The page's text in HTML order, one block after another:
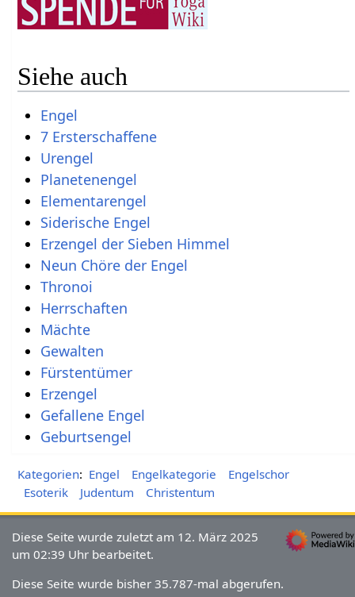
Siehe auch
Engel
7 Ersterschaffene
Urengel
Planetenengel
Elementarengel
Siderische Engel
Erzengel der Sieben Himmel
Neun Chöre der Engel
Thronoi
Herrschaften
Mächte
Gewalten
Fürstentümer
Erzengel
Gefallene Engel
Geburtsengel‎
Kategorien: Engel Engelkategorie
Engelschor
Esoterik
Judentum Christentum
Diese Seite wurde zuletzt am 12. März 2025
um 02:39 Uhr bearbeitet.
Diese Seite wurde bisher 35.787-mal abgerufen.